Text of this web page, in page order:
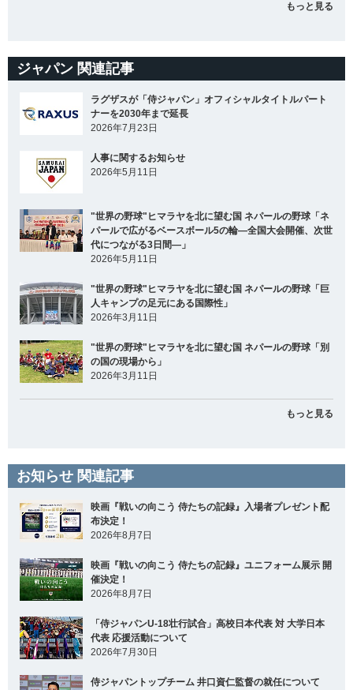
もっと見る
ジャパン 関連記事
ラグザスが「侍ジャパン」オフィシャルタイトルパート
ナーを2030年まで延長
2026年7月23日
人事に関するお知らせ
2026年5月11日
"世界の野球"ヒマラヤを北に望む国 ネパールの野球「ネ
パールで広がるベースボール5の輪―全国大会開催、次世
代につながる3日間―」
2026年5月11日
"世界の野球"ヒマラヤを北に望む国 ネパールの野球「巨
人キャンプの足元にある国際性」
2026年3月11日
"世界の野球"ヒマラヤを北に望む国 ネパールの野球「別
の国の現場から」
2026年3月11日
もっと見る
お知らせ 関連記事
映画『戦いの向こう 侍たちの記録』入場者プレゼント配
布決定！
2026年8月7日
映画『戦いの向こう 侍たちの記録』ユニフォーム展示 開
催決定！
2026年8月7日
「侍ジャパンU-18壮行試合」高校日本代表 対 大学日本
代表 応援活動について
2026年7月30日
侍ジャパントップチーム 井口資仁監督の就任について